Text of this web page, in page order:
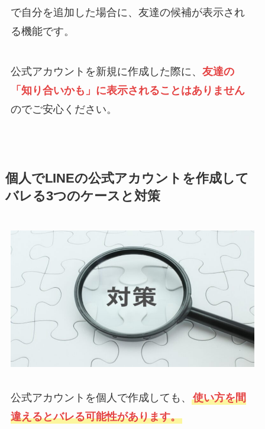
で自分を追加した場合に、友達の候補が表示され
る機能です。
公式アカウントを新規に作成した際に、 友達の
「知り合いかも」に表示されることはありません
のでご安心ください。
個人でLINEの公式アカウントを作成して
バレる3つのケースと対策
公式アカウントを個人で作成しても、 使い方を間
違えるとバレる可能性があります。